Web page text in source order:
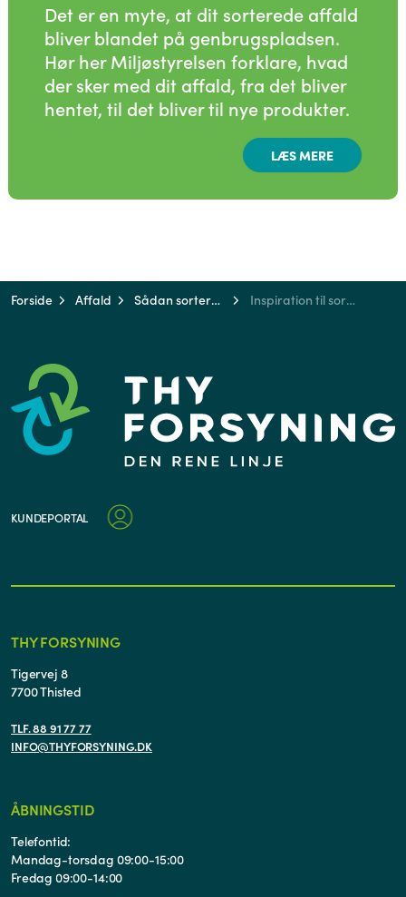
Det er en myte, at dit sorterede affald
bliver blandet på genbrugspladsen.
Hør her Miljøstyrelsen forklare, hvad
der sker med dit affald, fra det bliver
hentet, til det bliver til nye produkter.
LÆS MERE
Forside Affald Sådan sorterer du Inspiration til sortering
KUNDEPORTAL
THY FORSYNING
Tigervej 8
7700 Thisted
TLF. 88 91 77 77
INFO@THYFORSYNING.DK
ÅBNINGSTID
Telefontid:
Mandag-torsdag 09:00-15:00
Fredag 09:00-14:00